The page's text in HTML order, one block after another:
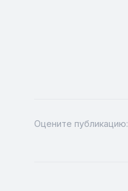
Оцените публикацию: